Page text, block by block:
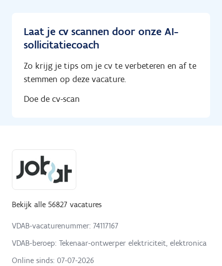
Laat je cv scannen door onze AI-
sollicitatiecoach
Zo krijg je tips om je cv te verbeteren en af te
stemmen op deze vacature.
Doe de cv-scan
Bekijk alle 56827 vacatures
VDAB-vacaturenummer: 74117167
VDAB-beroep: Tekenaar-ontwerper elektriciteit, elektronica
Online sinds: 07-07-2026